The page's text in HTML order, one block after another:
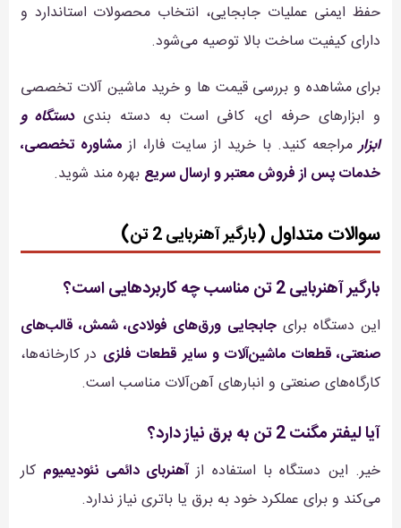
حفظ ایمنی عملیات جابجایی، انتخاب محصولات استاندارد و
دارای کیفیت ساخت بالا توصیه می‌شود.
برای مشاهده و بررسی قیمت ها و خرید ماشین آلات تخصصی
و ابزارهای حرفه ای، کافی است به دسته بندیدستگاه و
ابزارمراجعه کنید. با خرید از سایت فارا، ازمشاوره تخصصی،
خدمات پس از فروش معتبر و ارسال سریع بهره مند شوید.
سوالات متداول (بارگیر آهنربایی 2 تن )
بارگیر آهنربایی 2 تن مناسب چه کاربردهایی است؟
این دستگاه برایجابجایی ورق‌های فولادی، شمش، قالب‌های
صنعتی، قطعات ماشین‌آلات و سایر قطعات فلزی در کارخانه‌ها،
کارگاه‌های صنعتی و انبارهای آهن‌آلات مناسب است.
آیا لیفتر مگنت 2 تن به برق نیاز دارد؟
خیر. این دستگاه با استفاده ازآهنربای دائمی نئودیمیوم کار
می‌کند و برای عملکرد خود به برق یا باتری نیاز ندارد.